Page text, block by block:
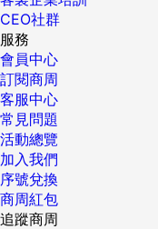
CEO社群
服務
會員中心
訂閱商周
客服中心
常見問題
活動總覽
加入我們
序號兌換
商周紅包
追蹤商周